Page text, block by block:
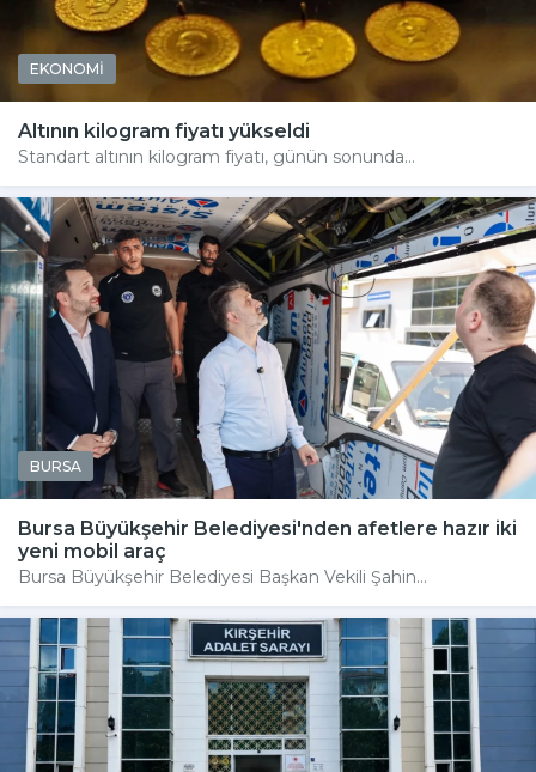
EKONOMİ
Altının kilogram fiyatı yükseldi
Standart altının kilogram fiyatı, günün sonunda...
BURSA
Bursa Büyükşehir Belediyesi'nden afetlere hazır iki
yeni mobil araç
Bursa Büyükşehir Belediyesi Başkan Vekili Şahin...